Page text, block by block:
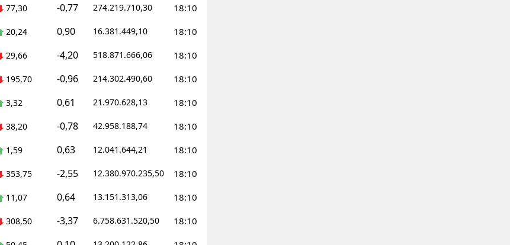
Bayburt
Karaman
Kırıkkale
Batman
Şırnak
Bartın
Ardahan
Iğdır
Yalova
Karabük
77,30 -0,77 274.219.710,30 18:10
20,24 0,90 16.381.449,10 18:10
29,66 -4,20 518.871.666,06 18:10
195,70 -0,96 214.302.490,60 18:10
3,32 0,61 21.970.628,13 18:10
38,20 -0,78 42.958.188,74 18:10
1,59 0,63 12.041.644,21 18:10
353,75 -2,55 12.380.970.235,50 18:10
11,07 0,64 13.151.313,06 18:10
308,50 -3,37 6.758.631.520,50 18:10